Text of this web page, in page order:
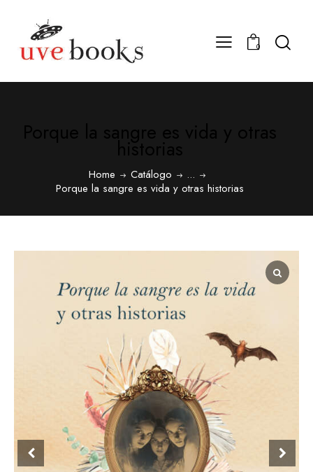
0
Home Catálogo
...
Porque la sangre es vida y otras historias